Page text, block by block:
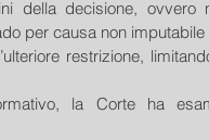
della decisione, ovvero
per causa non
restrizione,
la Corte ha